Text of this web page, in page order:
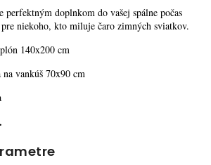
perfektným doplnkom do vašej spálne počas
niekoho, kto miluje čaro zimných sviatkov.
140x200 cm
70x90 cm